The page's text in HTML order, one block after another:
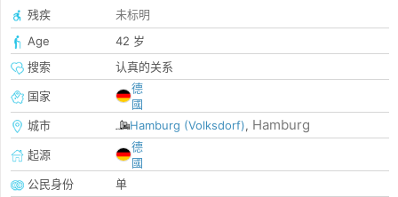
残疾
未标明
Age
42 岁
搜索
认真的关系
国家
德
國
城市
Hamburg (Volksdorf), Hamburg
起源
德
國
公民身份
单